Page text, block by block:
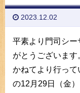
2023.12.02
平素より門司シー
がとうございます
かねてより行っ
の12月29日（金